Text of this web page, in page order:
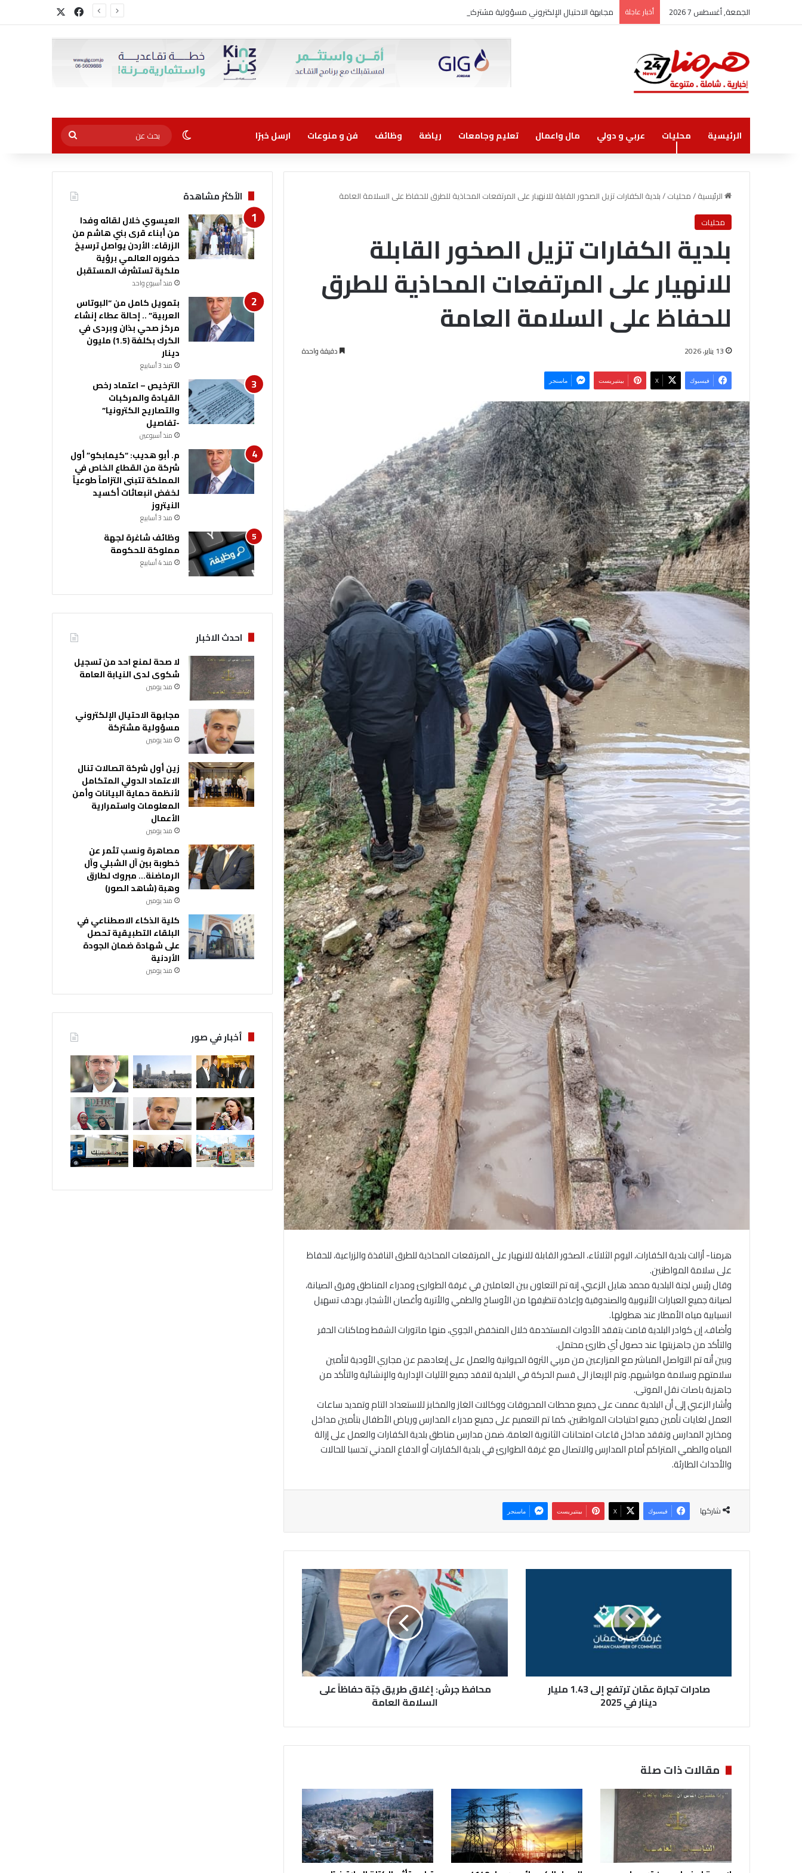
الجمعة, أغسطس 7 2026 أخبار عاجلة مجابهة الاحتيال الإلكتروني مسؤولية مشتركة فيسبوك
الرئيسية محليات عربي و دولي مال واعمال تعليم وجامعات رياضة وظائف فن و منوعات ارسل خبرًا الوضع المظلم
بحث
عن
الرئيسية/محليات/بلدية الكفارات تزيل الصخور القابلة للانهيار على المرتفعات المحاذية للطرق للحفاظ على السلامة العامة
محليات
بلدية الكفارات تزيل الصخور القابلة
للانهيار على المرتفعات المحاذية للطرق
للحفاظ على السلامة العامة
13 يناير، 2026 دقيقة واحدة
فيسبوك ‫X بينتيريست ماسنجر
هرمنا- أزالت بلدية الكفارات، اليوم الثلاثاء، الصخور القابلة للانهيار على المرتفعات المحاذية للطرق النافذة والزراعية، للحفاظ
على سلامة المواطنين.
وقال رئيس لجنة البلدية محمد هايل الزعبي، إنه تم التعاون بين العاملين في غرفة الطوارئ ومدراء المناطق وفرق الصيانة،
لصيانة جميع العبارات الأنبوبية والصندوقية وإعادة تنظيفها من الأوساخ والطمي والأتربة وأغصان الأشجار، بهدف تسهيل
انسيابية مياه الأمطار عند هطولها.
وأضاف، إن كوادر البلدية قامت بتفقد الأدوات المستخدمة خلال المنخفض الجوي، منها ماتورات الشفط وماكنات الحفر
والتأكد من جاهزيتها عند حصول أي طارئ محتمل.
وبين أنه تم التواصل المباشر مع المزارعين من مربي الثروة الحيوانية والعمل على إبعادهم عن مجاري الأودية لتأمين
سلامتهم وسلامة مواشيهم، وتم الإيعاز الى قسم الحركة في البلدية لتفقد جميع الآليات الإدارية والإنشائية والتأكد من
جاهزية باصات نقل الموتى.
وأشار الزعبي إلى أن البلدية عممت على جميع محطات المحروقات ووكالات الغاز والمخابز للاستعداد التام وتمديد ساعات
العمل لغايات تأمين جميع احتياجات المواطنين، كما تم التعميم على جميع مدراء المدارس ورياض الأطفال بتأمين مداخل
ومخارج المدارس وتفقد مداخل قاعات امتحانات الثانوية العامة، ضمن مدارس مناطق بلدية الكفارات والعمل على إزالة
المياه والطمي المتراكم أمام المدارس والاتصال مع غرفة الطوارئ في بلدية الكفارات أو الدفاع المدني تحسبا للحالات
والأحداث الطارئة.
شاركها فيسبوك ‫X بينتيريست ماسنجر
ا
مّ
ن
ت
ر
ت
ع
إ
ل
ى
1
صادرات تجارة عمّان ترتفع إلى 1.43 مليار
دينار في 2025
ا
ظ
:
ا
ط
ق
جَ
بّ
ة
ح
ف
ا
محافظ جرش: إغلاق طريق جَبّة حفاظاً على
السلامة العامة
مقالات ذات صلة
الأكثر مشاهدة
العيسوي خلال لقائه وفدا
من أبناء قرى بني هاشم من
الزرقاء: الأردن يواصل ترسيخ
حضوره العالمي برؤية
ملكية تستشرف المستقبل
منذ أسبوع واحد
بتمويل كامل من “البوتاس
العربية” .. إحالة عطاء إنشاء
مركز صحي بذان وبردى في
الكرك بكلفة (1.5) مليون
دينار
منذ 3 أسابيع
الترخيص – اعتماد رخص
القيادة والمركبات
والتصاريح الكترونيا”
-تفاصيل
منذ أسبوعين
م. أبو هديب: “كيمابكو” أول
شركة من القطاع الخاص في
المملكة تتبنى التزاماً طوعياً
لخفض انبعاثات أكسيد
النيتروز
منذ 3 أسابيع
وظائف شاغرة لجهة
مملوكة للحكومة
منذ 4 أسابيع
احدث الاخبار
لا صحة لمنع احد من تسجيل
شكوى لدى النيابة العامة
منذ يومين
مجابهة الاحتيال الإلكتروني
مسؤولية مشتركة
منذ يومين
زين أول شركة اتصالات تنال
الاعتماد الدولي المتكامل
لأنظمة حماية البيانات وأمن
المعلومات واستمرارية
الأعمال
منذ يومين
مصاهرة ونسب تثمر عن
خطوبة بين آل الشبلي وآل
الرماضنة… مبروك لطارق
وهبة (شاهد الصور)
منذ يومين
كلية الذكاء الاصطناعي في
البلقاء التطبيقية تحصل
على شهادة ضمان الجودة
الأردنية
منذ يومين
أخبار في صور